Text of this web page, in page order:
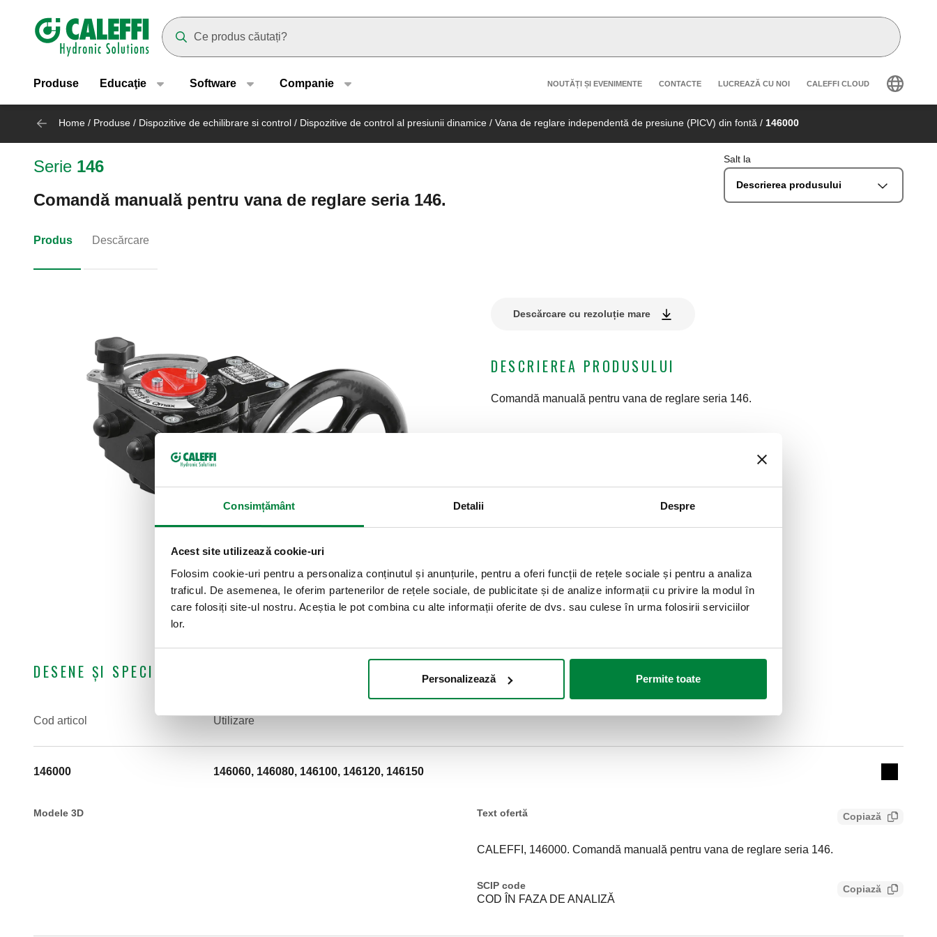
Consimțământ Detalii Despre
Acest site utilizează cookie-uri
Folosim cookie-uri pentru a personaliza conținutul și anunțurile, pentru a oferi funcții de rețele sociale și pentru a analiza
traficul. De asemenea, le oferim partenerilor de rețele sociale, de publicitate și de analize informații cu privire la modul în
care folosiți site-ul nostru. Aceștia le pot combina cu alte informații oferite de dvs. sau culese în urma folosirii serviciilor
lor.
Personalizează Permite toate
Header main navigation
Produse Educaţie Software Companie Header secondary navigation
NOUTĂȚI ȘI EVENIMENTE CONTACTE LUCREAZĂ CU NOI CALEFFI CLOUD
Home / Produse / Dispozitive de echilibrare si control / Dispozitive de control al presiunii dinamice / Vana de reglare independentă de presiune (PICV) din fontă / 146000
Serie 146
Comandă manuală pentru vana de reglare seria 146.
Salt la
Descrierea produsului
Produs Descărcare
Descărcare cu rezoluție mare
DESCRIEREA PRODUSULUI
Comandă manuală pentru vana de reglare seria 146.
DESENE ȘI SPECIFICAȚII
Cod articol
Utilizare
146000 146060, 146080, 146100, 146120, 146150
Collapse
Modele 3D Text ofertă Copiază
CALEFFI, 146000. Comandă manuală pentru vana de reglare seria 146.
SCIP code
COD ÎN FAZA DE ANALIZĂ
Copiază